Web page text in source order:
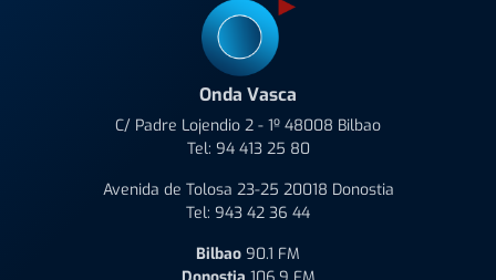
Onda Vasca
C/ Padre Lojendio 2 - 1º 48008 Bilbao
Tel: 94 413 25 80
Avenida de Tolosa 23-25 20018 Donostia
Tel: 943 42 36 44
Bilbao 90.1 FM